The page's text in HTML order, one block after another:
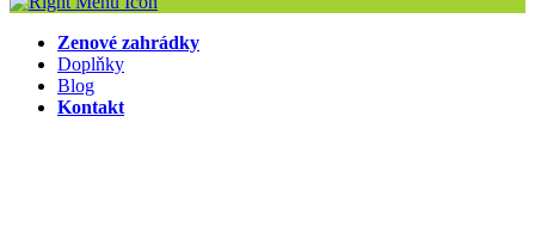
Zenové zahrádky
Doplňky
Blog
Kontakt